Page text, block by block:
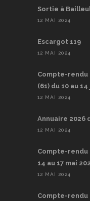
Sortie à
12 MAI 2024
Escargot 119
12 MAI 2024
Compte-rendu
(61) du 10 au
12 MAI 2024
Annuaire 2026
12 MAI 2024
Compte-rendu
14 au 17 mai
12 MAI 2024
Compte-rendu